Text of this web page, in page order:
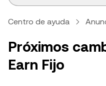
Centro de ayuda
Próximos
Earn Fijo